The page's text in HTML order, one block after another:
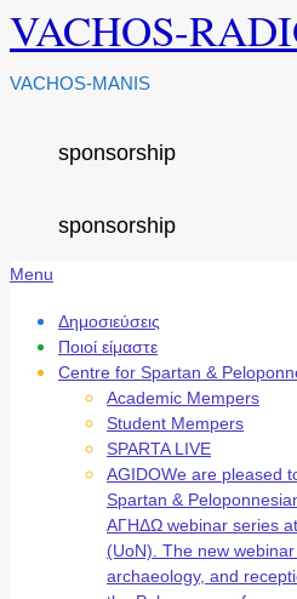
VACHOS-
VACHOS-MANIS
sponsorship
sponsorship
Secondary
Menu
Menu
Δημοσιεύσεις
Ποιοί είμαστε
Centre for Spartan &
Academic Mempers
Student Mempers
SPARTA LIVE
AGIDOWe are pleased
Spartan &
ΑΓΗΔΩ webinar series
(UoN). The new
archaeology, and